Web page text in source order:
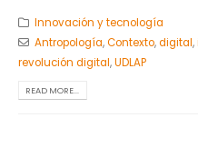
Innovación y tecnología
Antropología,Contexto,digital,
revolución digital,UDLAP
READ MORE...